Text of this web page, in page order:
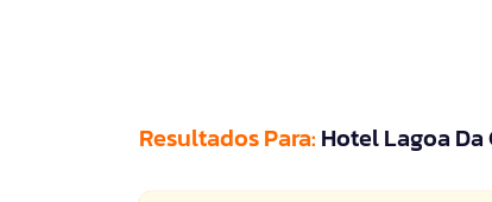
Resultados Para: Hotel Lagoa